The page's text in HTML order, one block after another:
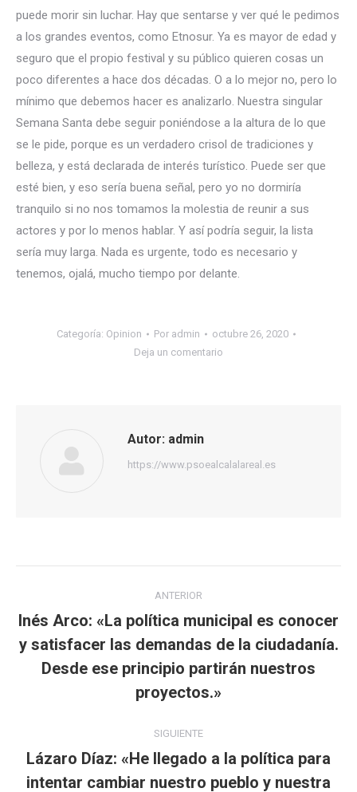
puede morir sin luchar. Hay que sentarse y ver qué le pedimos
a los grandes eventos, como Etnosur. Ya es mayor de edad y
seguro que el propio festival y su público quieren cosas un
poco diferentes a hace dos décadas. O a lo mejor no, pero lo
mínimo que debemos hacer es analizarlo. Nuestra singular
Semana Santa debe seguir poniéndose a la altura de lo que
se le pide, porque es un verdadero crisol de tradiciones y
belleza, y está declarada de interés turístico. Puede ser que
esté bien, y eso sería buena señal, pero yo no dormiría
tranquilo si no nos tomamos la molestia de reunir a sus
actores y por lo menos hablar. Y así podría seguir, la lista
sería muy larga. Nada es urgente, todo es necesario y
tenemos, ojalá, mucho tiempo por delante.
Categoría: Opinion Por admin
octubre 26, 2020
Deja un comentario
Autor: admin
https://www.psoealcalalareal.es
Navegación
entre
publicaciones
ANTERIOR
anterior:
Inés Arco: «La política municipal es conocer
y satisfacer las demandas de la ciudadanía.
Desde ese principio partirán nuestros
proyectos.»
SIGUIENTE
Publicación
Lázaro Díaz: «He llegado a la política para
intentar cambiar nuestro pueblo y nuestra